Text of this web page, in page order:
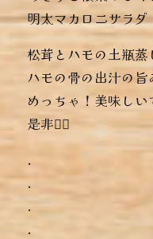
︎明太マカロニサラダ
松茸とハモの土瓶蒸
ハモの骨の出汁の
めっちゃ！美味し
是非っ🏻‍
.
.
.
.